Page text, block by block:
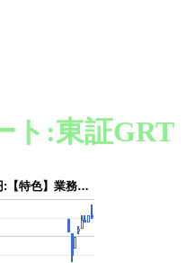
ト:東証GRT
:【特色】業務…